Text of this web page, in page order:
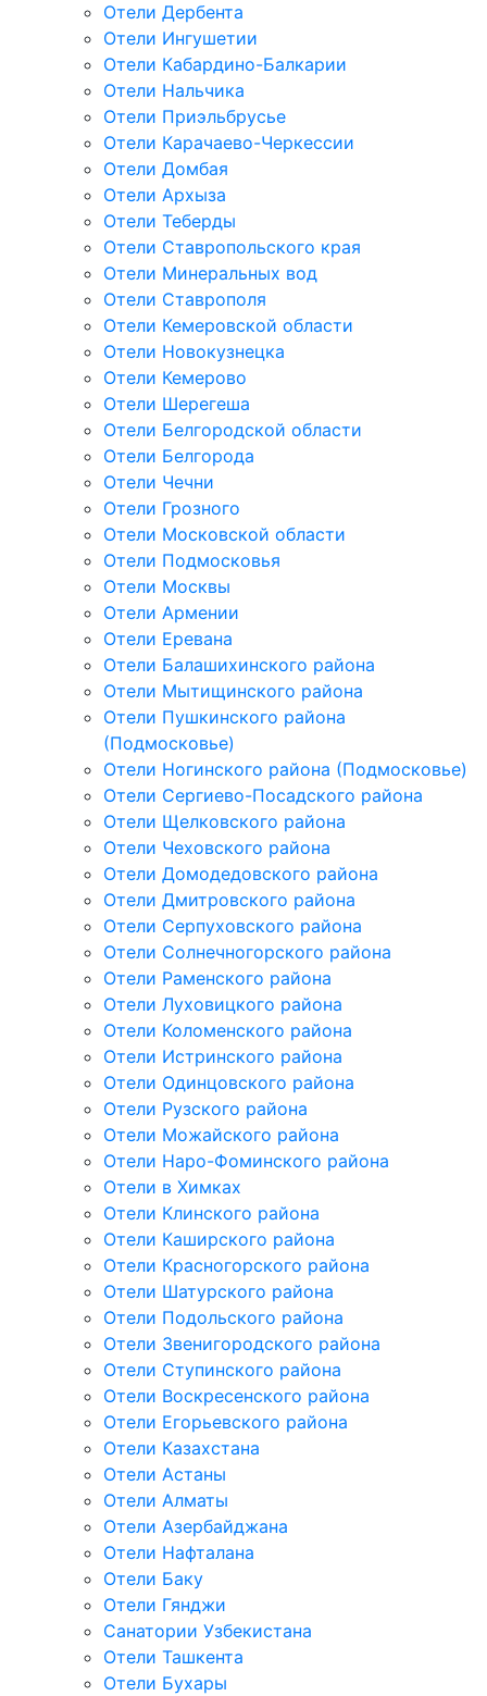
Отели Дербента
Отели Ингушетии
Отели Кабардино-Балкарии
Отели Нальчика
Отели Приэльбрусье
Отели Карачаево-Черкессии
Отели Домбая
Отели Архыза
Отели Теберды
Отели Ставропольского края
Отели Минеральных вод
Отели Ставрополя
Отели Кемеровской области
Отели Новокузнецка
Отели Кемерово
Отели Шерегеша
Отели Белгородской области
Отели Белгорода
Отели Чечни
Отели Грозного
Отели Московской области
Отели Подмосковья
Отели Москвы
Отели Армении
Отели Еревана
Отели Балашихинского района
Отели Мытищинского района
Отели Пушкинского района
(Подмосковье)
Отели Ногинского района (Подмосковье)
Отели Сергиево-Посадского района
Отели Щелковского района
Отели Чеховского района
Отели Домодедовского района
Отели Дмитровского района
Отели Серпуховского района
Отели Солнечногорского района
Отели Раменского района
Отели Луховицкого района
Отели Коломенского района
Отели Истринского района
Отели Одинцовского района
Отели Рузского района
Отели Можайского района
Отели Наро-Фоминского района
Отели в Химках
Отели Клинского района
Отели Каширского района
Отели Красногорского района
Отели Шатурского района
Отели Подольского района
Отели Звенигородского района
Отели Ступинского района
Отели Воскресенского района
Отели Егорьевского района
Отели Казахстана
Отели Астаны
Отели Алматы
Отели Азербайджана
Отели Нафталана
Отели Баку
Отели Гянджи
Санатории Узбекистана
Отели Ташкента
Отели Бухары